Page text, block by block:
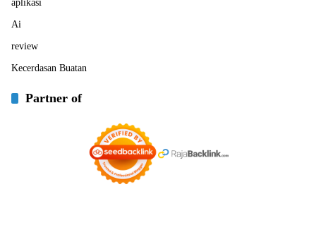
aplikasi
Ai
review
Kecerdasan Buatan
Partner of